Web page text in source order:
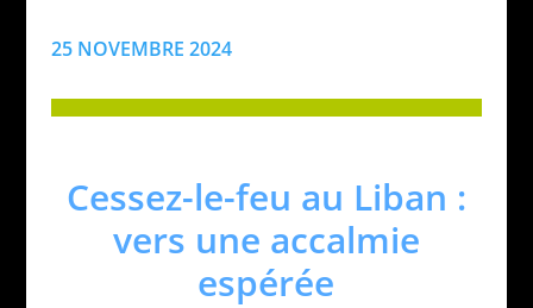
25 NOVEMBRE 2024
Cessez-le-feu au Liban :
vers une accalmie
espérée